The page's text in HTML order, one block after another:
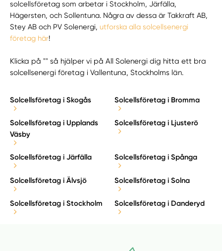
solcellsföretag som arbetar i Stockholm, Järfälla,
Hägersten, och Sollentuna. Några av dessa är Takkraft AB,
Stey AB och PV Solenergi,utforska alla solcellsenergi
företag här!
Klicka på "" så hjälper vi på All Solenergi dig hitta ett bra
solcellsenergi företag i Vallentuna, Stockholms län.
Solcellsföretag i Skogås Solcellsföretag i Bromma
Solcellsföretag i Upplands
Väsby
Solcellsföretag i Ljusterö
Solcellsföretag i Järfälla Solcellsföretag i Spånga
Solcellsföretag i Älvsjö Solcellsföretag i Solna
Solcellsföretag i Stockholm Solcellsföretag i Danderyd